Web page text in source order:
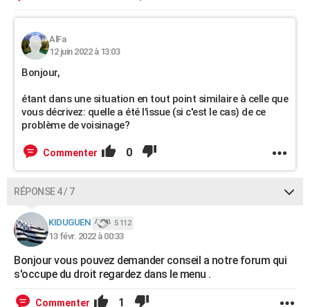
AlFa
12 juin 2022 à 13:03
Bonjour,
étant dans une situation en tout point similaire à celle que
vous décrivez: quelle a été l'issue (si c'est le cas) de ce
problème de voisinage?
Commenter 0
RÉPONSE 4 / 7
KIDUGUEN 5 112
13 févr. 2022 à 00:33
Bonjour vous pouvez demander conseil a notre forum qui
s'occupe du droit regardez dans le menu .
Commenter 1